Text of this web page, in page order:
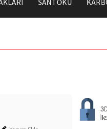
SANTOKU